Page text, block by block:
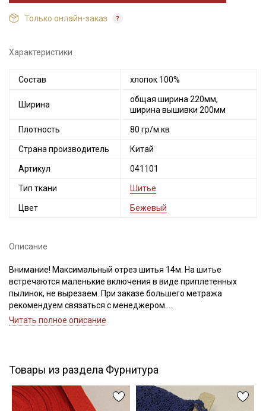
Только онлайн-заказ
Характеристики
Состав хлопок 100%
Ширина
общая ширина 220мм,
ширина вышивки 200мм
Плотность 80 гр/м.кв
Страна производитель Китай
Артикул 041101
Тип ткани Шитье
Цвет Бежевый
Описание
Внимание! Максимальный отрез шитья 14м. На шитье
встречаются маленькие включения в виде приплетенных
пылинок, не вырезаем. При заказе большего метража
рекомендуем связаться с менеджером.
Идеально подойдет для отделки женских сарафанов,
платьев, юбок, рукавов, деских изделий.
В интереьере можно использовать для украшения скатертей,
занавесок, подушек. Подойдет для оформления творческих
Читать полное описание
Товары из раздела Фурнитура
Мы публикуем здесь дополнительные
промокоды и скидки до 30% на узкие
Электронная почта
данныхи даюСогласие на обработку персональных
данных
ДаюСогласие на получение рекламных и
информационных рассылок